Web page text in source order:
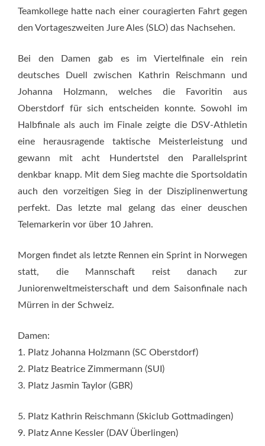
Teamkollege hatte nach einer couragierten Fahrt gegen
den Vortageszweiten Jure Ales (SLO) das Nachsehen.
Bei den Damen gab es im Viertelfinale ein rein
deutsches Duell zwischen Kathrin Reischmann und
Johanna Holzmann, welches die Favoritin aus
Oberstdorf für sich entscheiden konnte. Sowohl im
Halbfinale als auch im Finale zeigte die DSV-Athletin
eine herausragende taktische Meisterleistung und
gewann mit acht Hundertstel den Parallelsprint
denkbar knapp. Mit dem Sieg machte die Sportsoldatin
auch den vorzeitigen Sieg in der Disziplinenwertung
perfekt. Das letzte mal gelang das einer deuschen
Telemarkerin vor über 10 Jahren.
Morgen findet als letzte Rennen ein Sprint in Norwegen
statt, die Mannschaft reist danach zur
Juniorenweltmeisterschaft und dem Saisonfinale nach
Mürren in der Schweiz.
Damen:
1. Platz Johanna Holzmann (SC Oberstdorf)
2. Platz Beatrice Zimmermann (SUI)
3. Platz Jasmin Taylor (GBR)
5. Platz Kathrin Reischmann (Skiclub Gottmadingen)
9. Platz Anne Kessler (DAV Überlingen)